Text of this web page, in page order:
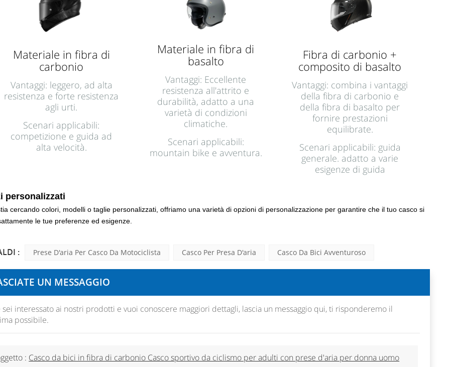
Materiale in fibra di
carbonio
Vantaggi: leggero, ad alta
resistenza e forte resistenza
agli urti.
Scenari applicabili:
competizione e guida ad
alta velocità.
Materiale in fibra di
basalto
Vantaggi: Eccellente
resistenza all'attrito e
durabilità, adatto a una
varietà di condizioni
climatiche.
Scenari applicabili:
mountain bike e avventura.
Fibra di carbonio +
composito di basalto
Vantaggi: combina i vantaggi
della fibra di carbonio e
della fibra di basalto per
fornire prestazioni
equilibrate.
Scenari applicabili: guida
generale. adatto a varie
esigenze di guida
personalizzati
cercando colori, modelli o taglie personalizzati, offriamo una varietà di opzioni di personalizzazione per garantire che il tuo casco si
le tue preferenze ed esigenze.
: Prese D'aria Per Casco Da Motociclista Casco Per Presa D'aria Casco Da Bici Avventuroso
UN MESSAGGIO
sei interessato ai nostri prodotti e vuoi conoscere maggiori dettagli, lascia un messaggio qui, ti risponderemo il
possibile.
: Casco da bici in fibra di carbonio Casco sportivo da ciclismo per adulti con prese d'aria per donna uomo